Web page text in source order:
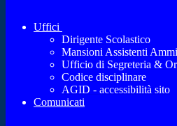
Uffici
Dirigente Scolastico
Mansioni Assistenti
Ufficio di Segreteria &
Codice disciplinare
AGID - accessibilità sito
Comunicati